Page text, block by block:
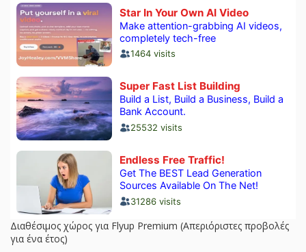
Διαθέσιμος χώρος για Flyup Premium (Απεριόριστες προβολές
για ένα έτος)